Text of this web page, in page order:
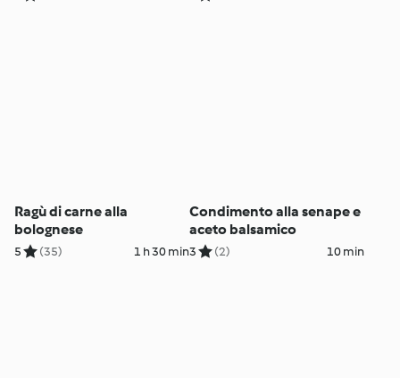
Ragù di carne alla
bolognese
5 (35) 1 h 30 min
Condimento alla senape e
aceto balsamico
3 (2) 10 min